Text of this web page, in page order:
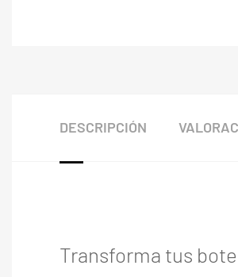
DESCRIPCIÓN
Transforma tus